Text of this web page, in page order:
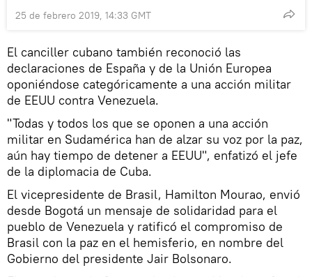
25 de febrero 2019, 14:33 GMT
El canciller cubano también reconoció las
declaraciones de España y de la Unión Europea
oponiéndose categóricamente a una acción militar
de EEUU contra Venezuela.
"Todas y todos los que se oponen a una acción
militar en Sudamérica han de alzar su voz por la paz,
aún hay tiempo de detener a EEUU", enfatizó el jefe
de la diplomacia de Cuba.
El vicepresidente de Brasil, Hamilton Mourao, envió
desde Bogotá un mensaje de solidaridad para el
pueblo de Venezuela y ratificó el compromiso de
Brasil con la paz en el hemisferio, en nombre del
Gobierno del presidente Jair Bolsonaro.